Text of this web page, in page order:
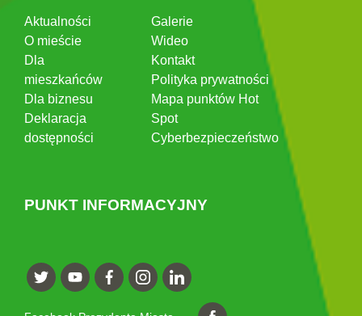
Aktualności
O mieście
Dla
mieszkańców
Dla biznesu
Deklaracja
dostępności
Galerie
Wideo
Kontakt
Polityka prywatności
Mapa punktów Hot
Spot
Cyberbezpieczeństwo
PUNKT INFORMACYJNY